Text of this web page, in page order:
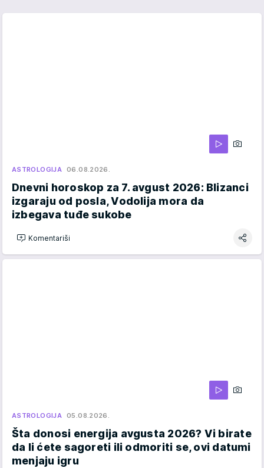
ASTROLOGIJA 06.08.2026.
Dnevni horoskop za 7. avgust 2026: Blizanci
izgaraju od posla, Vodolija mora da
izbegava tuđe sukobe
Komentariši
ASTROLOGIJA 05.08.2026.
Šta donosi energija avgusta 2026? Vi birate
da li ćete sagoreti ili odmoriti se, ovi datumi
menjaju igru